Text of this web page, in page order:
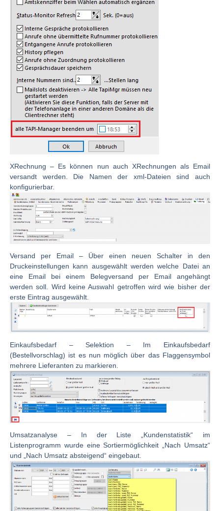
XRechnung – Es können nun auch XRechnungen als Email
versandt werden. Die Namen der xml-Dateien sind auch
konfigurierbar.
Versand per Email – Über einen neuen Schalter in den
Druckeinstellungen kann ausgewählt werden welche Datei an
eine Email bei einem Belegversand per Email angehängt
werden soll. Wird keine Auswahl getroffen wird wie bisher der
erste Eintrag ausgewählt.
Einkaufsbedarf – Selektion – Im Einkaufsbedarf
(Bestellvorschlag) ist es nun möglich über das Flaggensymbol
mehrere Lieferanten zu markieren.
Umsatzanalyse – In der Liste „Kundenstatistik“ im
Listenprogramm wurde eine Sortiermöglichkeit „Nach Umsatz“
und „Nach Umsatz absteigend“ eingebaut.